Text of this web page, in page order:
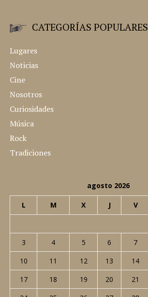
CATEGORÍAS POPULARES
Lugares
Noticias
Cine
Nosotros
Curiosidades
Música
Rock
Tradiciones
agosto 2026
L M X J V
3
4 5 6 7
10
11 12 13 14
17
18 19 20 21